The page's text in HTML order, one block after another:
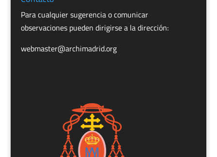
Para cualquier sugerencia o comunicar
observaciones pueden dirigirse a la dirección:
webmaster@archimadrid.org